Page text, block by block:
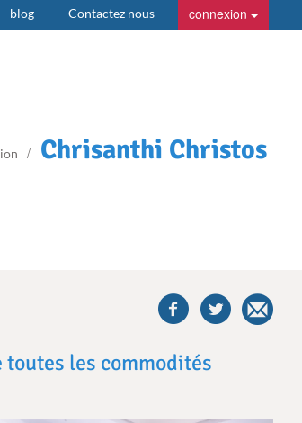
blog Contactez nous connexion
Chrisanthi Christos
this
villa
facebook
les commodités